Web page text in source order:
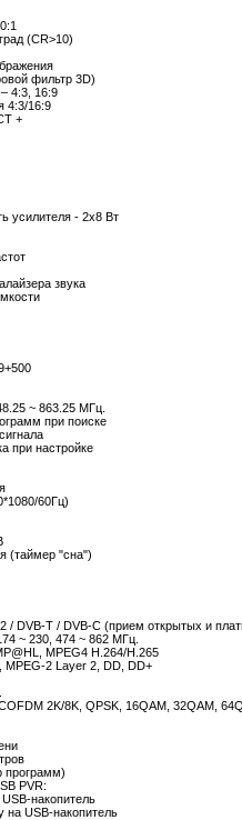
(CR>10)
фильтр 3D)
4:3, 16:9
4:3/16:9
+
усилителя - 2x8 Вт
звука
~ 863.25 МГц.
при поиске
при настройке
60Гц)
(таймер "сна")
/ DVB-T / DVB-C (прием открытых и
~ 230, 474 ~ 862 МГц.
MPEG4 H.264/H.265
2 Layer 2, DD, DD+
2K/8K, QPSK, 16QAM, 32QAM,
программ)
PVR:
накопитель
на USB-накопитель